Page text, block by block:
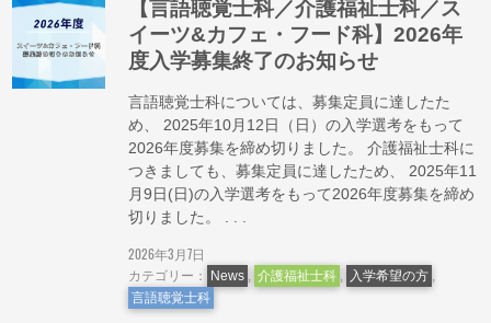
【言語聴覚士科／介護福祉士科／ス
イーツ&カフェ・フード科】2026年
度入学募集終了のお知らせ
言語聴覚士科については、募集定員に達したた
め、 2025年10月12日（日）の入学選考をもって
2026年度募集を締め切りました。 介護福祉士科に
つきましても、募集定員に達したため、 2025年11
月9日(日)の入学選考をもって2026年度募集を締め
切りました。 . . .
2026年3月7日
カテゴリー： News 介護福祉士科 入学希望の方
言語聴覚士科